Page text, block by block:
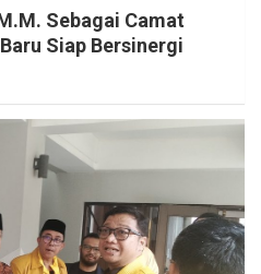
Sebagai Camat
Siap Bersinergi